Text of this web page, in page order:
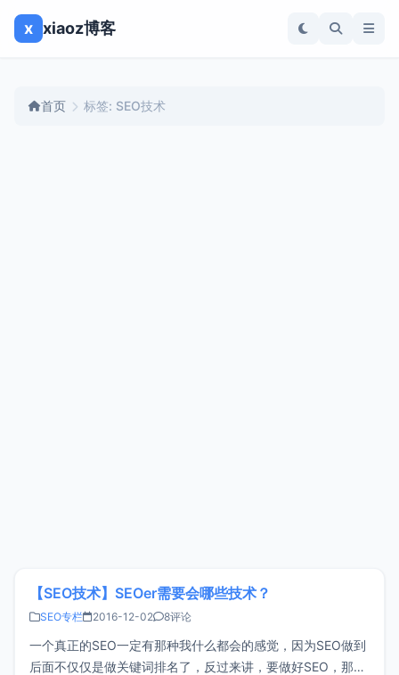
x xiaoz博客
首页 标签: SEO技术
【SEO技术】SEOer需要会哪些技术？
SEO专栏 2016-12-02 8评论
一个真正的SEO一定有那种我什么都会的感觉，因为SEO做到
后面不仅仅是做关键词排名了，反过来讲，要做好SEO，那么